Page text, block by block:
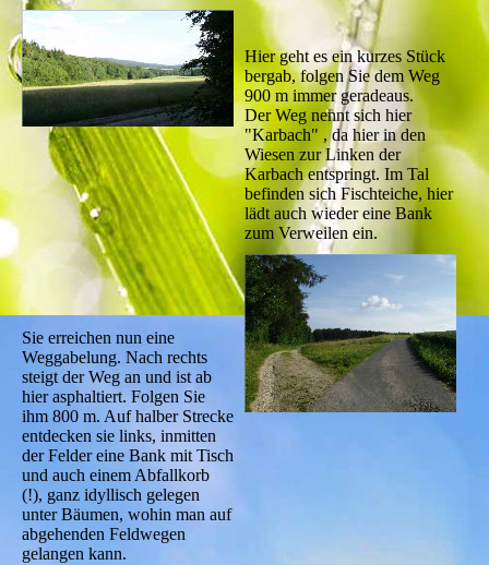
Hier geht es ein kurzes Stück
bergab, folgen Sie dem Weg
900 m immer geradeaus.
Der Weg nennt sich hier
"Karbach" , da hier in den
Wiesen zur Linken der
Karbach entspringt. Im Tal
befinden sich Fischteiche, hier
lädt auch wieder eine Bank
zum Verweilen ein.
Sie erreichen nun eine
Weggabelung. Nach rechts
steigt der Weg an und ist ab
hier asphaltiert. Folgen Sie
ihm 800 m. Auf halber Strecke
entdecken sie links, inmitten
der Felder eine Bank mit Tisch
und auch einem Abfallkorb
(!), ganz idyllisch gelegen
unter Bäumen, wohin man auf
abgehenden Feldwegen
gelangen kann.